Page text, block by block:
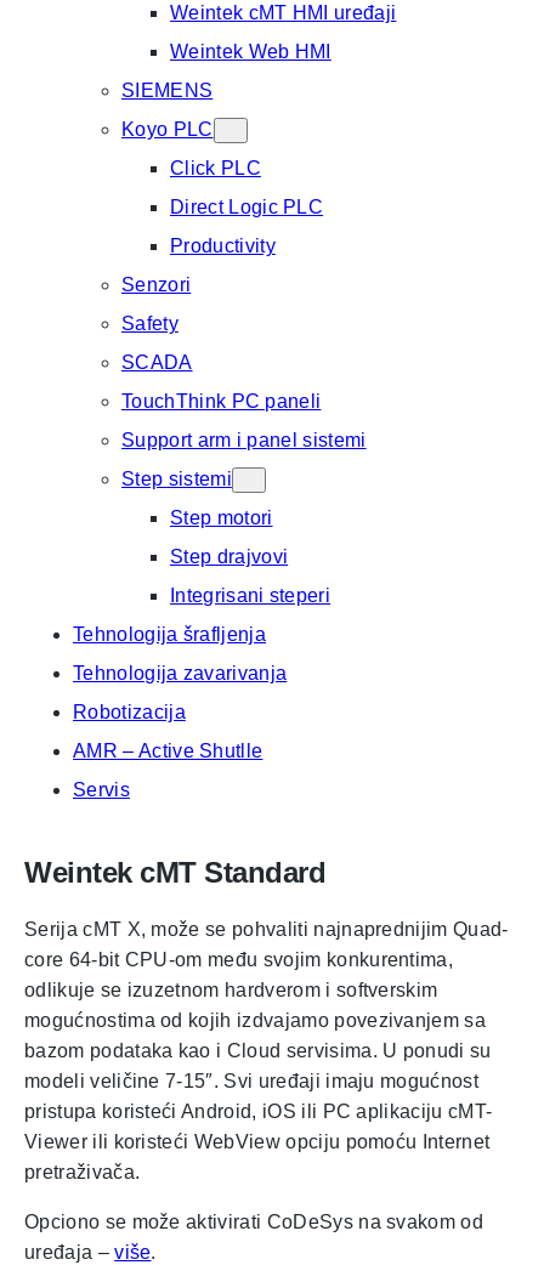
Weintek cMT HMI uređaji
Weintek Web HMI
SIEMENS
Koyo PLC
Click PLC
Direct Logic PLC
Productivity
Senzori
Safety
SCADA
TouchThink PC paneli
Support arm i panel sistemi
Step sistemi
Step motori
Step drajvovi
Integrisani steperi
Tehnologija šrafljenja
Tehnologija zavarivanja
Robotizacija
AMR – Active Shutlle
Servis
Weintek cMT Standard
Serija cMT X, može se pohvaliti najnaprednijim Quad-
core 64-bit CPU-om među svojim konkurentima,
odlikuje se izuzetnom hardverom i softverskim
mogućnostima od kojih izdvajamo povezivanjem sa
bazom podataka kao i Cloud servisima. U ponudi su
modeli veličine 7-15″. Svi uređaji imaju mogućnost
pristupa koristeći Android, iOS ili PC aplikaciju cMT-
Viewer ili koristeći WebView opciju pomoću Internet
pretraživača.
Opciono se može aktivirati CoDeSys na svakom od
uređaja –više.